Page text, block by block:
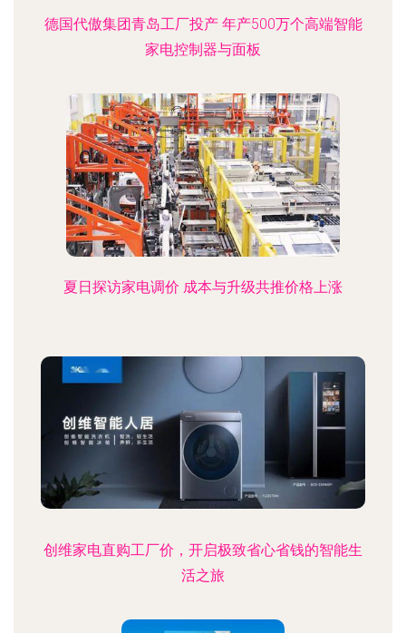
德国代傲集团青岛工厂投产 年产500万个高端智能
家电控制器与面板
夏日探访家电调价 成本与升级共推价格上涨
创维家电直购工厂价，开启极致省心省钱的智能生
活之旅